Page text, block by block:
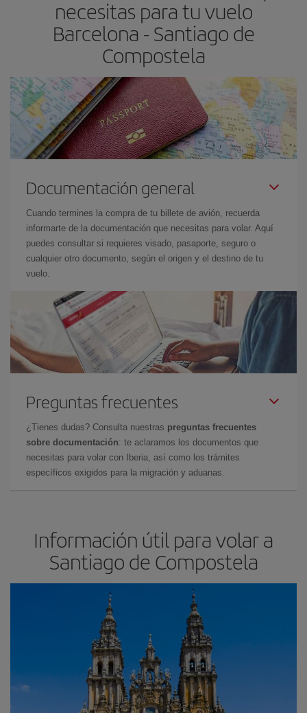
el precio más barato.
necesitas para tu vuelo
Barcelona - Santiago de
Compostela
Documentación general
Cuando termines la compra de tu billete de avión, recuerda
informarte de la documentación que necesitas para volar. Aquí
puedes consultar si requieres visado, pasaporte, seguro o
cualquier otro documento, según el origen y el destino de tu
vuelo.
Preguntas frecuentes
¿Tienes dudas? Consulta nuestras preguntas frecuentes
sobre documentación: te aclaramos los documentos que
necesitas para volar con Iberia, así como los trámites
específicos exigidos para la migración y aduanas.
Información útil para volar a
Santiago de Compostela